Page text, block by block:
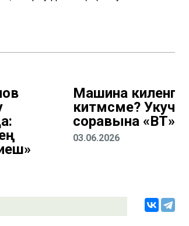
Машина киленгә
китмәсме?
соравына «ВТ»
03.06.2026